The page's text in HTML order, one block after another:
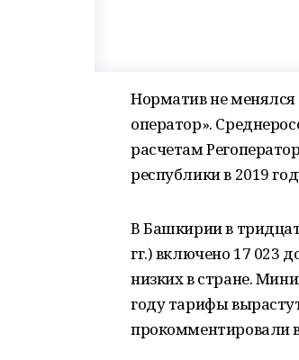
Норматив не менялся
оператор».
расчетам
республики в 2019
В Башкирии в
гг.) включено 17 023
низких в стране.
году тарифы
прокомментировали